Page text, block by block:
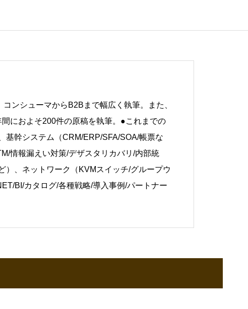
ンシューマからB2Bまで幅広く執筆。また、
におよそ200件の原稿を執筆。●これまでの
幹システム（CRM/ERP/SFA/SOA/帳票な
情報漏えい対策/デザスタリカバリ/内部統
）、ネットワーク（KVMスイッチ/グループウ
BI/カタログ/各種戦略/導入事例/パートナー